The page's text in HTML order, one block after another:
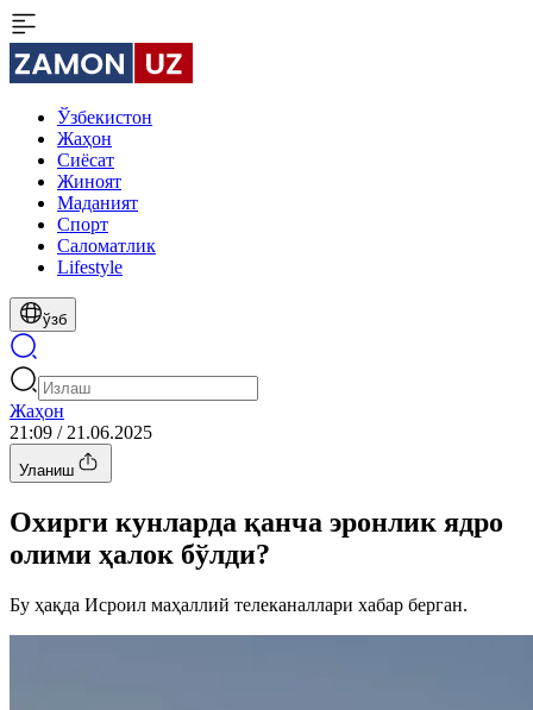
Ўзбекистон
Жаҳон
Сиёсат
Жиноят
Маданият
Спорт
Cаломатлик
Lifestyle
ўзб
Жаҳон
21:09 / 21.06.2025
Уланиш
Охирги кунларда қанча эронлик ядро
олими ҳалок бўлди?
Бу ҳақда Исроил маҳаллий телеканаллари хабар берган.